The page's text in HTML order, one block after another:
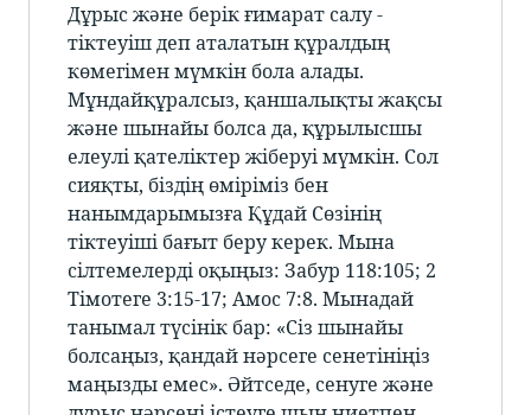
Дұрыс және берік ғимарат салу -
тіктеуіш деп аталатын құралдың
көмегімен мүмкін бола алады.
Мұндайқұралсыз, қаншалықты жақсы
және шынайы болса да, құрылысшы
елеулі қателіктер жіберуі мүмкін. Сол
сияқты, біздің өміріміз бен
нанымдарымызға Құдай Сөзінің
тіктеуіші бағыт беру керек. Мына
сілтемелерді оқыңыз: Забур 118:105; 2
Тімотеге 3:15-17; Амос 7:8. Мынадай
танымал түсінік бар: «Сіз шынайы
болсаңыз, қандай нәрсеге сенетініңіз
маңызды емес». Әйтседе, сенуге және